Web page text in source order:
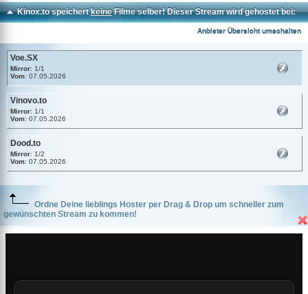
Kinox.to speichertkeineFilme selber! Dieser Stream wird gehostet bei:
Anbieter Übersicht umschalten
Voe.SX
Mirror: 1/1
Vom: 07.05.2026
Vinovo.to
Mirror: 1/1
Vom: 07.05.2026
Dood.to
Mirror: 1/2
Vom: 07.05.2026
Ordne Deine lieblings Hoster per Drag & Drop um schneller zum
gewünschten Stream zu kommen!